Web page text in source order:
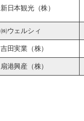
新日本観光（株）
㈱ウェルシィ
吉田実業（株）
扇港興産（株）